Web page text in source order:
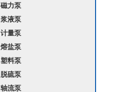
磁力泵
浆液泵
计量泵
熔盐泵
塑料泵
脱硫泵
轴流泵